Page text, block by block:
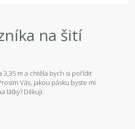
na šití
3,35 m a chtěla bych si pořídit
Vás, jakou pásku byste mi
látky? Děkuji.